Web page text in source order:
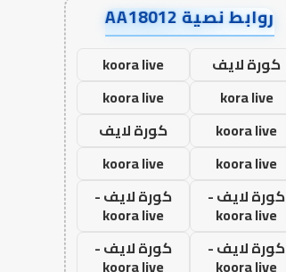
روابط نصية AA18012
كورة لايف
koora live
kora live
koora live
koora live
كورة لايف
koora live
koora live
كورة لايف -
koora live
كورة لايف -
koora live
كورة لايف -
كورة لايف -